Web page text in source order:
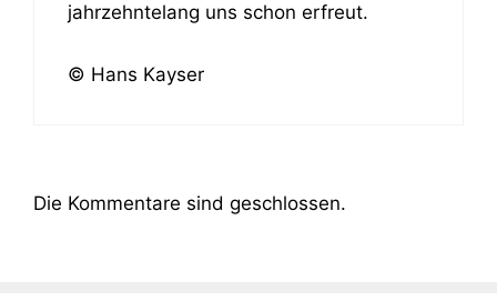
jahrzehntelang uns schon erfreut.
© Hans Kayser
Die Kommentare sind geschlossen.